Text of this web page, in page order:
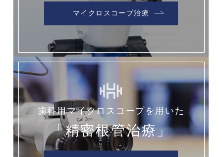
マイクロスコープ治療
歯科用マイクロスコープを用いた
「精密根管治療」